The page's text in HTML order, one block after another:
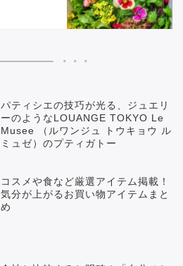
パティシエの技巧が光る、ジュエリ
ーのようなLOUANGE TOKYO Le
Musee （ルワンジュ トウキョウ ル
ミュゼ）のプティガトー
コスメや食など厳選アイテム掲載！
気分が上がるお買い物アイテムまと
め